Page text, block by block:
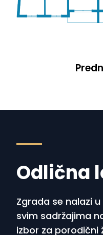
Odlična
Zgrada se nalazi
svim sadržajima
izbor za porodični